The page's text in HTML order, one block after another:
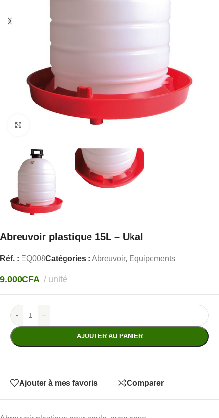
Abreuvoir plastique 15L – Ukal
Réf. : EQ008Catégories : Abreuvoir, Equipements
9.000CFA unité
- +
AJOUTER AU PANIER
Ajouter à mes favoris Comparer